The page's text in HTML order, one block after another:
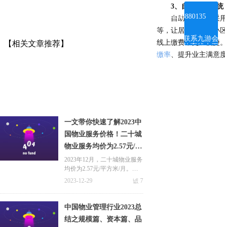
3、
自助缴费系统
自助缴费系统采
等，让居民不用出小
线上缴费，更加便捷
缴率 、提升业主满意
【相关文章推荐】
一文带你快速了解2023中
国物业服务价格！二十城
物业服务均价为2.57元/平
方米/月
2023年12月，二十城物业服务
均价为2.57元/平方米/月。一
线城市物业服务价格水平居前
92元/平方米/月；北京、上海
紧随其后，分别为3.45元/平方
米/月和3.07元/平方米/月。
넶 7
2023-12-29
中国物业管理行业2023总
结之规模篇、资本篇、品
联系九游会
体育线上平
台
4008880135